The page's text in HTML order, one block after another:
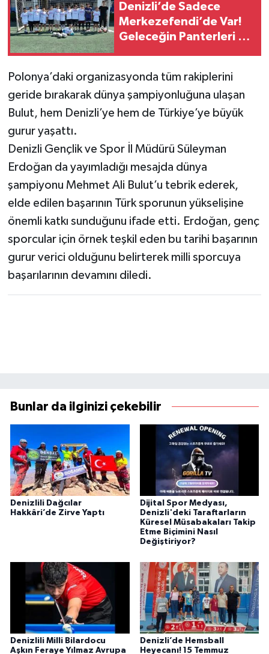
Denizli’de Sadece
Merkezefendi’de Var!
Geleceğin Panterleri Bu
Polonya’daki organizasyonda tüm rakiplerini
geride bırakarak dünya şampiyonluğuna ulaşan
Bulut, hem Denizli’ye hem de Türkiye’ye büyük
gurur yaşattı.
Denizli Gençlik ve Spor İl Müdürü Süleyman
Erdoğan da yayımladığı mesajda dünya
şampiyonu Mehmet Ali Bulut’u tebrik ederek,
elde edilen başarının Türk sporunun yükselişine
önemli katkı sunduğunu ifade etti. Erdoğan, genç
sporcular için örnek teşkil eden bu tarihi başarının
gurur verici olduğunu belirterek milli sporcuya
başarılarının devamını diledi.
Bunlar da ilginizi çekebilir
Denizlili Dağcılar
Hakkâri’de Zirve Yaptı
Dijital Spor Medyası,
Denizli'deki Taraftarların
Küresel Müsabakaları Takip
Etme Biçimini Nasıl
Değiştiriyor?
Denizlili Milli Bilardocu
Aşkın Feraye Yılmaz Avrupa
Denizli’de Hemsball
Heyecanı! 15 Temmuz